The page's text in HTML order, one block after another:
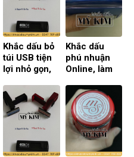
Khắc dấu bỏ
túi USB tiện
lợi nhỏ gọn,
USB online
Khắc dấu
phú nhuận
Online, làm
quận Phú
Nhuận